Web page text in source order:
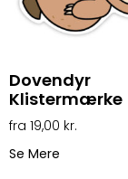
Dovendyr
Klistermærke
19,00 kr.
Se Mere